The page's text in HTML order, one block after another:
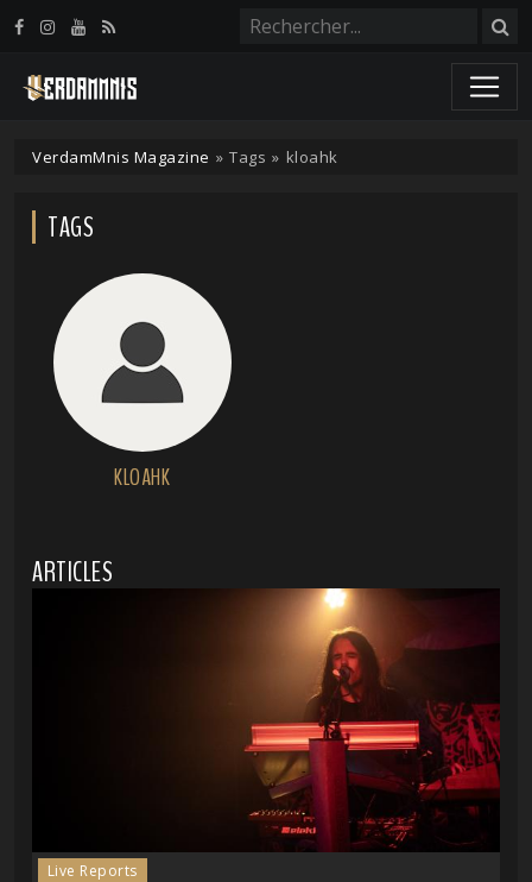
VerdamMnis Magazine » Tags » kloahk
TAGS
KLOAHK
ARTICLES
Live Reports
Panneau de gestion des cookies